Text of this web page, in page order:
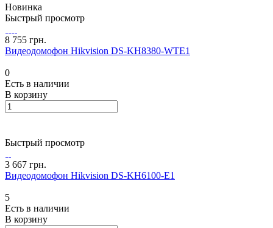
Новинка
Быстрый просмотр
8 755 грн.
Видеодомофон Hikvision DS-KH8380-WTE1
0
Есть в наличии
В корзину
Быстрый просмотр
3 667 грн.
Видеодомофон Hikvision DS-KH6100-E1
5
Есть в наличии
В корзину